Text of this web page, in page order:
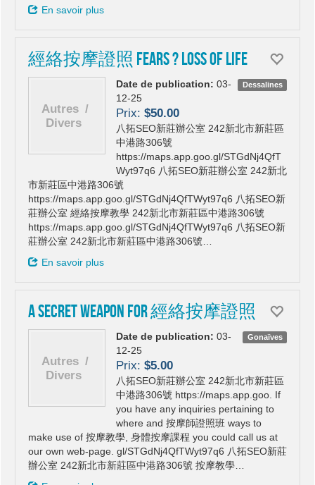
En savoir plus
經絡按摩證照 Fears ? Loss of life
Dessalines
Date de publication: 03-
12-25
Prix: $50.00
八拓SEO新莊辦公室 242新北市新莊區
中港路306號
https://maps.app.goo.gl/STGdNj4QfT
Wyt97q6 八拓SEO新莊辦公室 242新北
市新莊區中港路306號
https://maps.app.goo.gl/STGdNj4QfTWyt97q6 八拓SEO新
莊辦公室 經絡按摩教學 242新北市新莊區中港路306號
https://maps.app.goo.gl/STGdNj4QfTWyt97q6 八拓SEO新
莊辦公室 242新北市新莊區中港路306號…
En savoir plus
A Secret Weapon For 經絡按摩證照
Gonaïves
Date de publication: 03-
12-25
Prix: $5.00
八拓SEO新莊辦公室 242新北市新莊區
中港路306號 https://maps.app.goo. If
you have any inquiries pertaining to
where and 按摩師證照班 ways to
make use of 按摩教學, 身體按摩課程 you could call us at
our own web-page. gl/STGdNj4QfTWyt97q6 八拓SEO新莊
辦公室 242新北市新莊區中港路306號 按摩教學…